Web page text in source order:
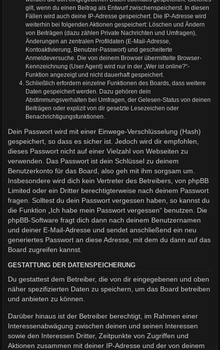
gilt, wenn du einen Beitrag als Entwurf zwischenspeicherst. In diesen
Fällen wird auch deine IP-Adresse gespeichert. Die IP-Adresse wird
weiterhin bei folgenden Aktionen gespeichert: Löschen und Ändern
von Beiträgen (dazu zählen Private Nachrichten und Umfragen),
Änderungen an zentralen Profildaten (E-Mail-Adresse,
Kontoaktivierung, Benutzer-Passwort) und gescheiterte
Anmeldeversuche. Die von deinem Browser übermittelte Browser-
Kennzeichnung (User Agent) wird nur in der „Wer ist online?“-
Funktion angezeigt und nicht dauerhaft gespeichert.
Schließlich erfordern einzelne Funktionen des Boards, dass weitere
Daten gespeichert werden. Dazu gehören dein
Abstimmungsverhalten bei Umfragen, der Gelesen-Status von deinen
Beiträgen oder explizit von dir gesetzte Lesezeichen oder
Benachrichtigungsfunktionen.
Dein Passwort wird mit einer Einwege-Verschlüsselung (Hash)
gespeichert, so dass es sicher ist. Jedoch wird dir empfohlen,
dieses Passwort nicht auf einer Vielzahl von Webseiten zu
verwenden. Das Passwort ist dein Schlüssel zu deinem
Benutzerkonto für das Board, also geh mit ihm sorgsam um.
Insbesondere wird dich kein Vertreter des Betreibers, von phpBB
Limited oder ein Dritter berechtigterweise nach deinem Passwort
fragen. Solltest du dein Passwort vergessen haben, so kannst du
die Funktion „Ich habe mein Passwort vergessen“ benutzen. Die
phpBB-Software fragt dich dann nach deinem Benutzernamen
und deiner E-Mail-Adresse und sendet anschließend ein neu
generiertes Passwort an diese Adresse, mit dem du dann auf das
Board zugreifen kannst.
GESTATTUNG DER DATENSPEICHERUNG
Du gestattest dem Betreiber, die von dir eingegebenen und oben
näher spezifizierten Daten zu speichern, um das Board betreiben
und anbieten zu können.
Darüber hinaus ist der Betreiber berechtigt, im Rahmen einer
Interessenabwägung zwischen deinen und seinen Interessen
sowie den Interessen Dritter, Zeitpunkte von Zugriffen und
Aktionen zusammen mit deiner IP-Adresse und der von deinem